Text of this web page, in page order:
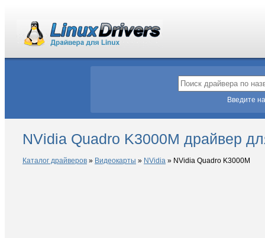
Введите
NVidia Quadro K3000M драйвер
Каталог драйверов » Видеокарты » NVidia » NVidia Quadro K3000M